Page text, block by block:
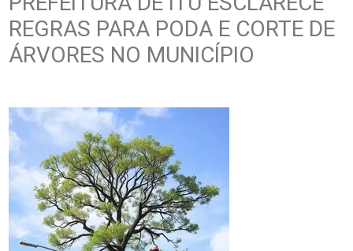
REGRAS PARA PODA E CORTE DE
ÁRVORES NO MUNICÍPIO